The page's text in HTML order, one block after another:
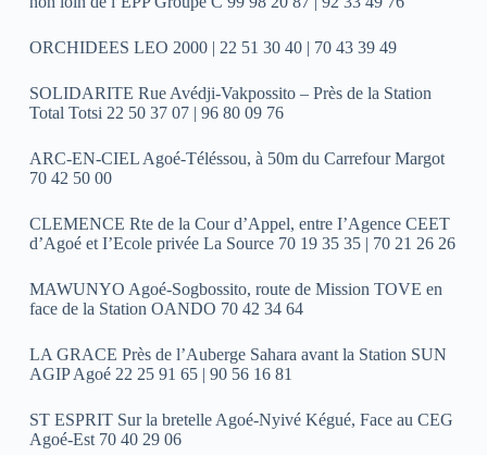
ORCHIDEES LEO 2000 | 22 51 30 40 | 70 43 39 49
SOLIDARITE Rue Avédji-Vakpossito – Près de la Station
Total Totsi 22 50 37 07 | 96 80 09 76
ARC-EN-CIEL Agoé-Téléssou, à 50m du Carrefour Margot
70 42 50 00
CLEMENCE Rte de la Cour d’Appel, entre I’Agence CEET
d’Agoé et I’Ecole privée La Source 70 19 35 35 | 70 21 26 26
MAWUNYO Agoé-Sogbossito, route de Mission TOVE en
face de la Station OANDO 70 42 34 64
LA GRACE Près de l’Auberge Sahara avant la Station SUN
AGIP Agoé 22 25 91 65 | 90 56 16 81
ST ESPRIT Sur la bretelle Agoé-Nyivé Kégué, Face au CEG
Agoé-Est 70 40 29 06